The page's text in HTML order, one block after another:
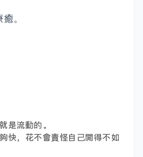
。
是流動的。
快，花不會責怪自己開得不如